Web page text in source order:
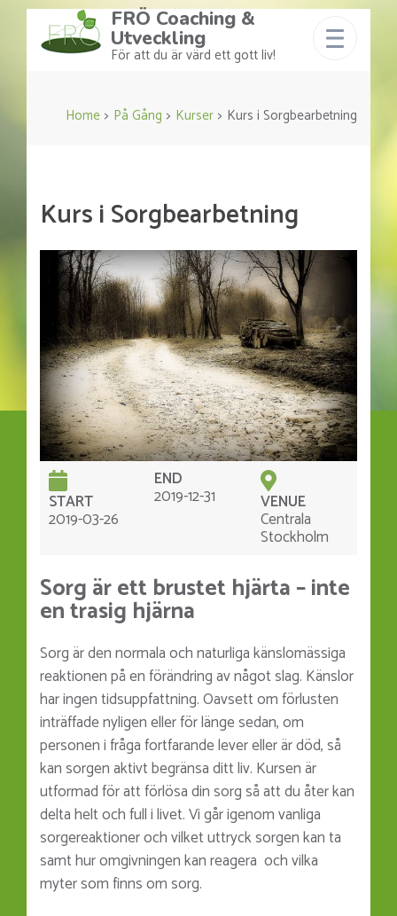
FRÖ Coaching &
Utveckling
För att du är värd ett gott liv!
Home > På Gång > Kurser > Kurs i Sorgbearbetning
Kurs i Sorgbearbetning
START
2019-03-26
END
2019-12-31 VENUE
Centrala
Stockholm
Sorg är ett brustet hjärta – inte
en trasig hjärna
Sorg är den normala och naturliga känslomässiga
reaktionen på en förändring av något slag. Känslor
har ingen tidsuppfattning. Oavsett om förlusten
inträffade nyligen eller för länge sedan, om
personen i fråga fortfarande lever eller är död, så
kan sorgen aktivt begränsa ditt liv. Kursen är
utformad för att förlösa din sorg så att du åter kan
delta helt och full i livet. Vi går igenom vanliga
sorgereaktioner och vilket uttryck sorgen kan ta
samt hur omgivningen kan reagera och vilka
myter som finns om sorg.